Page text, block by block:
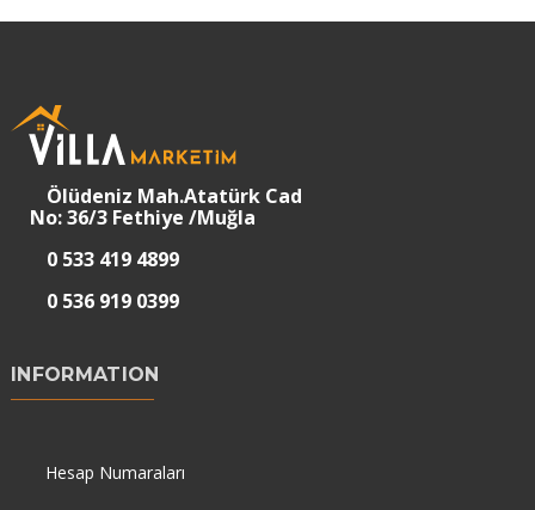
Ölüdeniz Mah.Atatürk Cad
No: 36/3 Fethiye /Muğla
0 533 419 4899
0 536 919 0399
INFORMATION
Hesap Numaraları